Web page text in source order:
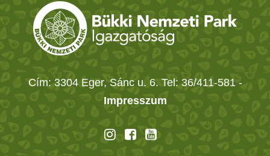
Cím: 3304 Eger, Sánc u. 6. Tel: 36/411-581 -
Impresszum